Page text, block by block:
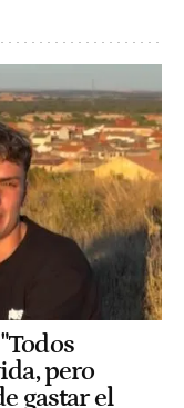
pero
gastar el